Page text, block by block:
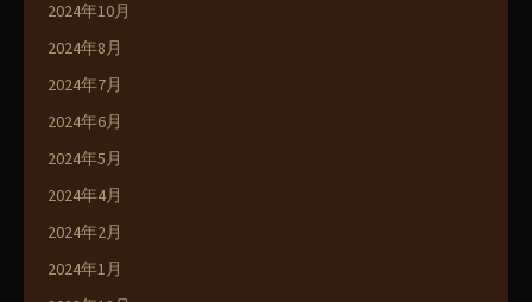
2024年10月
2024年8月
2024年7月
2024年6月
2024年5月
2024年4月
2024年2月
2024年1月